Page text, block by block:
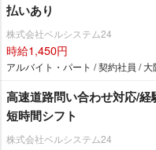
払いあり
株式会社ベルシステム24
時給1,450円
アルバイト・パート / 契約社員 / 大
高速道路問い合わせ対応/
短時間シフト
株式会社ベルシステム24